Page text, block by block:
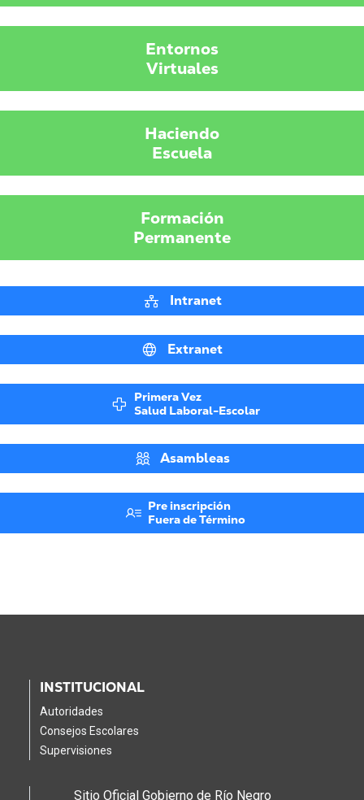
Entornos
Virtuales
Haciendo
Escuela
Formación
Permanente
Intranet
Extranet
Primera Vez
Salud Laboral-Escolar
Asambleas
Pre inscripción
Fuera de Término
INSTITUCIONAL
Autoridades
Consejos Escolares
Supervisiones
Sitio Oficial Gobierno de Río Negro